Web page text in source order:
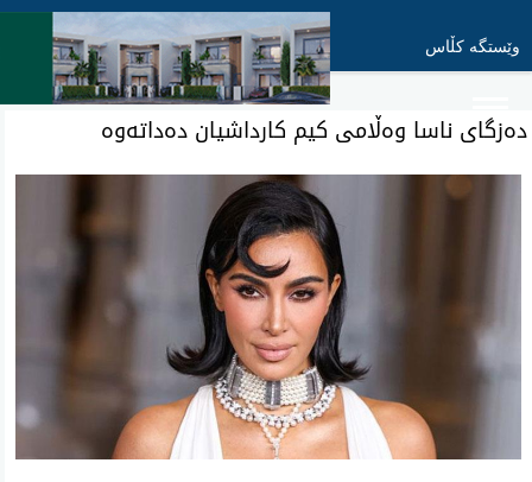
وێستگە کڵاس
‌دەزگای ناسا وەڵامی کیم کارداشیان دەداتەوە